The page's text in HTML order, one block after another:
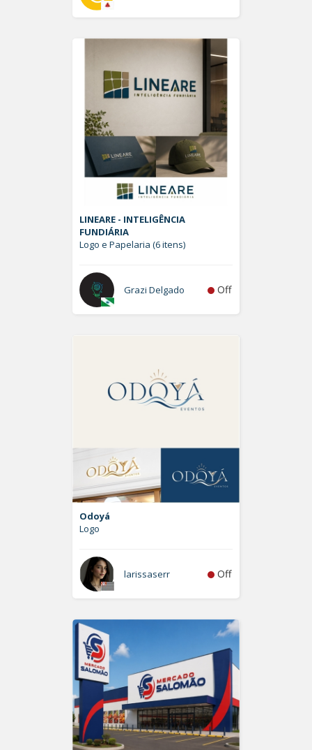
LINEARE - INTELIGÊNCIA
FUNDIÁRIA
Logo e Papelaria (6 itens)
Grazi Delgado Off
Odoyá
Logo
larissaserr Off